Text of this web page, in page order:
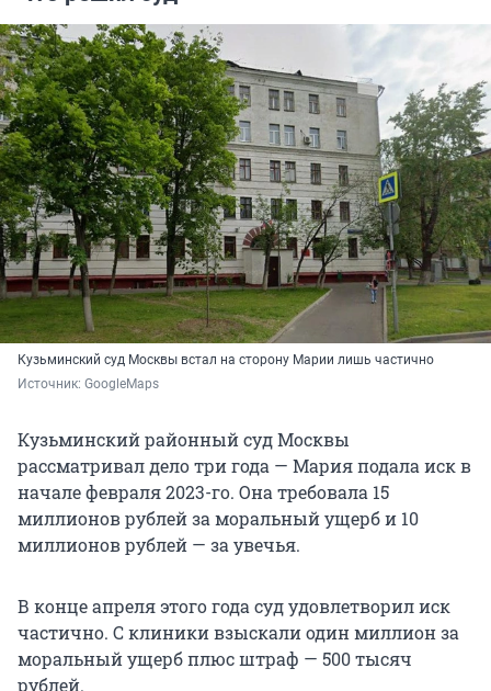
Кузьминский суд Москвы встал на сторону Марии лишь частично
Источник: GoogleMaps
Кузьминский районный суд Москвы
рассматривал дело три года — Мария подала иск в
начале февраля 2023-го. Она требовала 15
миллионов рублей за моральный ущерб и 10
миллионов рублей — за увечья.
В конце апреля этого года суд удовлетворил иск
частично. С клиники взыскали один миллион за
моральный ущерб плюс штраф — 500 тысяч
рублей.